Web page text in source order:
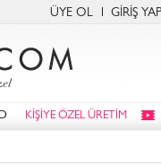
ÜYE OL GİRİŞ YAP
KİŞİYE ÖZEL ÜRETİM